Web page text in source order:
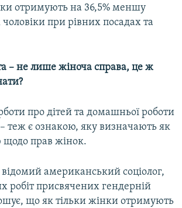
отримують на 36,5% меншу
при рівних посадах та
– не лише жіноча справа, це ж
про дітей та домашньої роботи
теж є ознакою, яку визначають як
щодо прав жінок.
американський соціолог,
робіт присвячених гендерній
що як тільки жінки отримують